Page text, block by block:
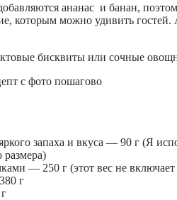
ананас и банан,
которым можно удивить
бисквиты или сочные
запаха и вкуса — 90 г (Я
— 250 г (этот вес не
г